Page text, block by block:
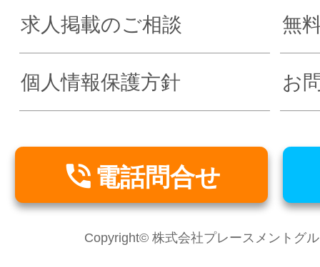
求人掲載のご相談 無
個人情報保護方針 お
 電話問合せ
Copyright© 株式会社プレースメントグ